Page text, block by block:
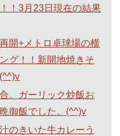
！3月23日現在の結果
開+メトロ卓球場の横
グ！！新開地焼きそ
。ガーリック炒飯お
御飯でした。(^^)v
のきいた牛カレーう